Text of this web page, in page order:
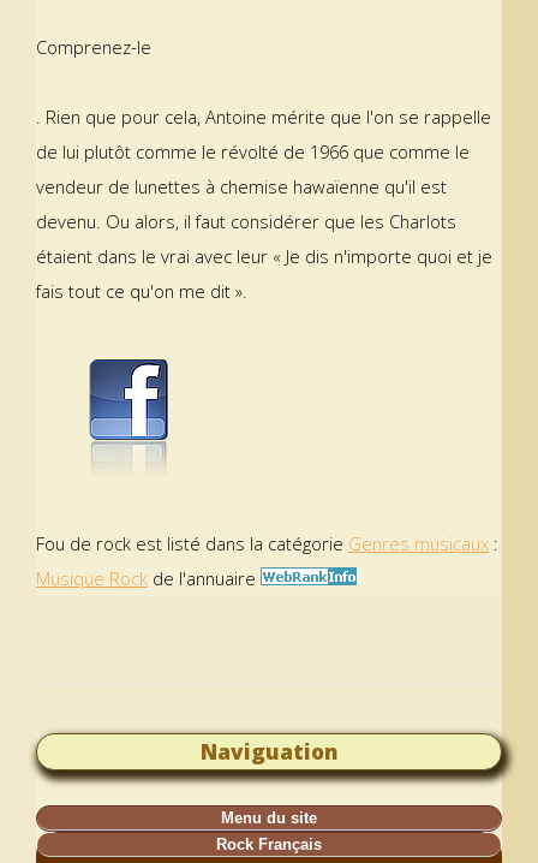
Comprenez-le
. Rien que pour cela, Antoine mérite que l'on se rappelle
de lui plutôt comme le révolté de 1966 que comme le
vendeur de lunettes à chemise hawaïenne qu'il est
devenu. Ou alors, il faut considérer que les Charlots
étaient dans le vrai avec leur « Je dis n'importe quoi et je
fais tout ce qu'on me dit ».
Fou de rock est listé dans la catégorie Genres musicaux :
Musique Rock de l'annuaire
Naviguation
Menu du site
Rock Français